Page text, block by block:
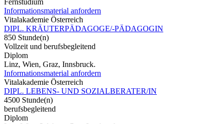
Fernstudium
Informationsmaterial anfordern
Vitalakademie Österreich
DIPL. KRÄUTERPÄDAGOGE/-PÄDAGOGIN
850 Stunde(n)
Vollzeit und berufsbegleitend
Diplom
Linz, Wien, Graz, Innsbruck.
Informationsmaterial anfordern
Vitalakademie Österreich
DIPL. LEBENS- UND SOZIALBERATER/IN
4500 Stunde(n)
berufsbegleitend
Diplom